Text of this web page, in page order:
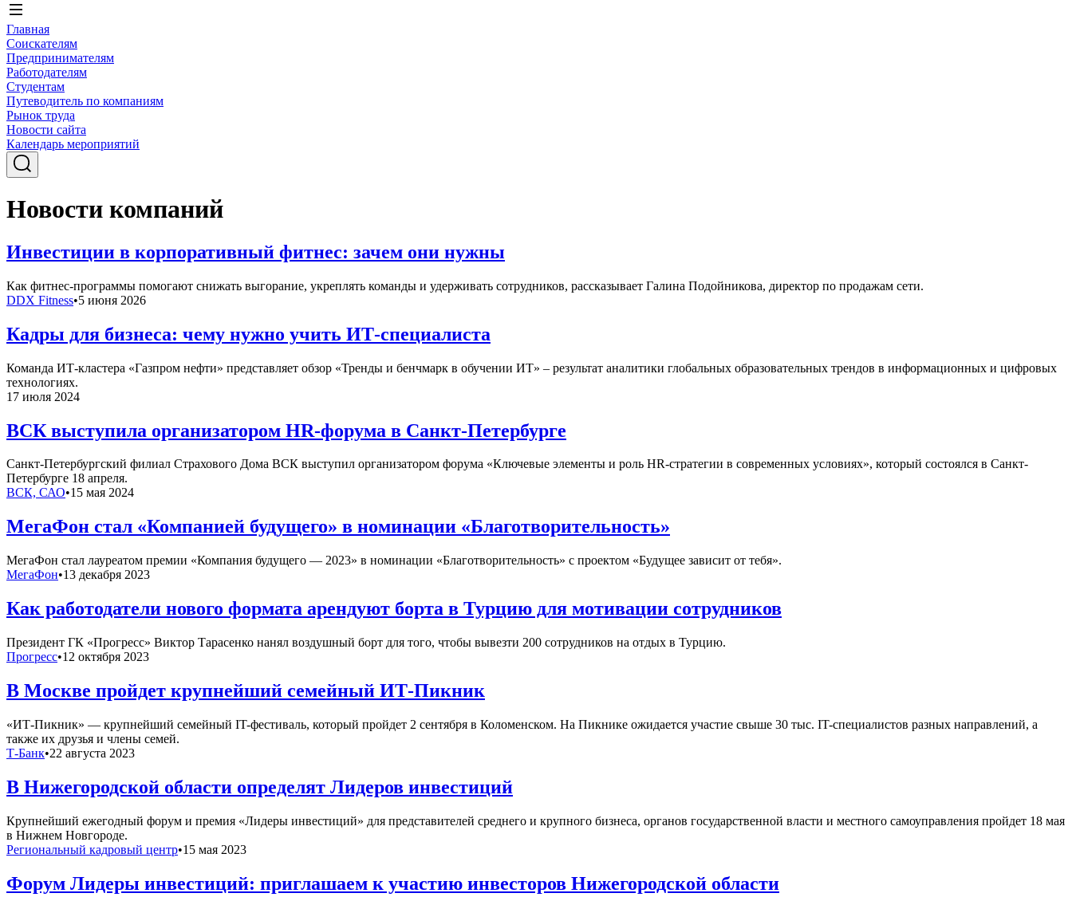
Главная
Соискателям
Предпринимателям
Работодателям
Студентам
Путеводитель по компаниям
Рынок труда
Новости сайта
Календарь мероприятий
Новости компаний
Инвестиции в корпоративный фитнес: зачем они нужны
Как фитнес-программы помогают снижать выгорание, укреплять команды и удерживать сотрудников, рассказывает Галина Подойникова, директор по продажам сети.
DDX Fitness•5 июня 2026
Кадры для бизнеса: чему нужно учить ИТ-специалиста
Команда ИТ-кластера «Газпром нефти» представляет обзор «Тренды и бенчмарк в обучении ИТ» – результат аналитики глобальных образовательных трендов в информационных и цифровых
технологиях.
17 июля 2024
ВСК выступила организатором HR-форума в Санкт-Петербурге
Санкт-Петербургский филиал Страхового Дома ВСК выступил организатором форума «Ключевые элементы и роль HR-стратегии в современных условиях», который состоялся в Санкт-
Петербурге 18 апреля.
ВСК, САО•15 мая 2024
МегаФон стал «Компанией будущего» в номинации «Благотворительность»
МегаФон стал лауреатом премии «Компания будущего — 2023» в номинации «Благотворительность» с проектом «Будущее зависит от тебя».
МегаФон•13 декабря 2023
Как работодатели нового формата арендуют борта в Турцию для мотивации сотрудников
Президент ГК «Прогресс» Виктор Тарасенко нанял воздушный борт для того, чтобы вывезти 200 сотрудников на отдых в Турцию.
Прогресс•12 октября 2023
В Москве пройдет крупнейший семейный ИТ-Пикник
«ИТ-Пикник» — крупнейший семейный IT-фестиваль, который пройдет 2 сентября в Коломенском. На Пикнике ожидается участие свыше 30 тыс. IT-специалистов разных направлений, а
также их друзья и члены семей.
Т-Банк•22 августа 2023
В Нижегородской области определят Лидеров инвестиций
Крупнейший ежегодный форум и премия «Лидеры инвестиций» для представителей среднего и крупного бизнеса, органов государственной власти и местного самоуправления пройдет 18 мая
в Нижнем Новгороде.
Региональный кадровый центр•15 мая 2023
Форум Лидеры инвестиций: приглашаем к участию инвесторов Нижегородской области